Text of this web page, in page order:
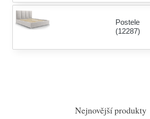
Postele
(12287)
Nejnovější produkty